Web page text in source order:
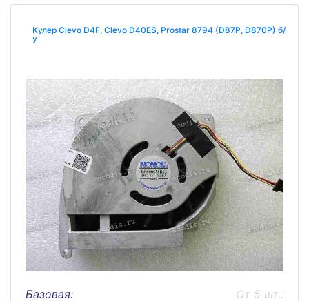
Кулер Clevo D4F, Clevo D40ES, Prostar 8794 (D87P, D870P) б/
у
Базовая: От 5 шт.: